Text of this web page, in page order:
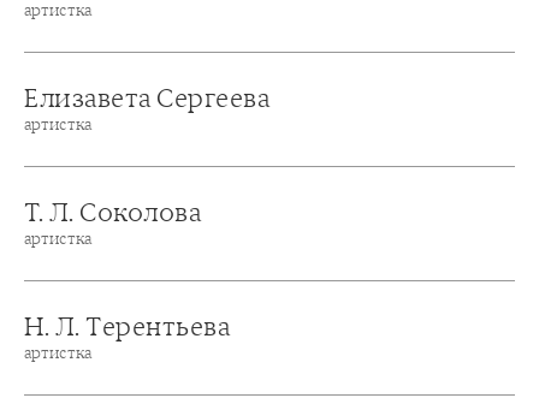
артистка
Елизавета Сергеева
артистка
Т. Л. Соколова
артистка
Н. Л. Терентьева
артистка